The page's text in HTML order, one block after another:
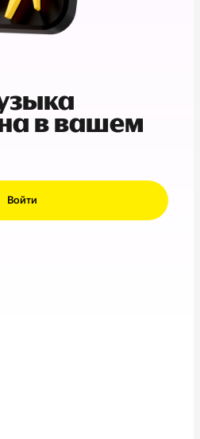
в вашем
Войти